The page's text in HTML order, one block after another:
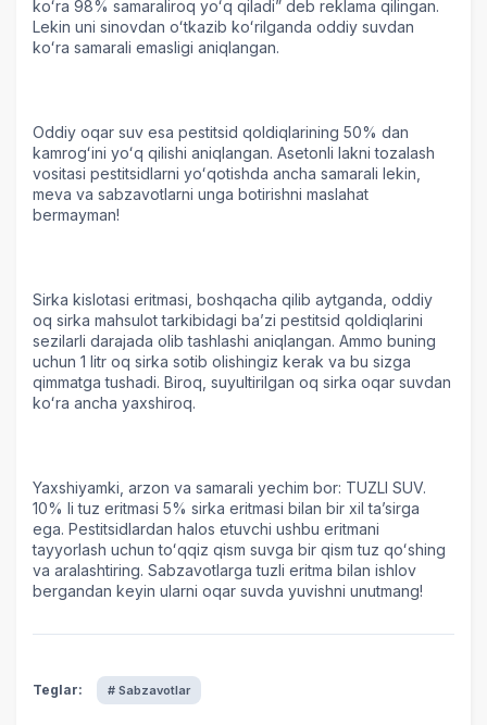
koʻra 98% samaraliroq yoʻq qiladi” deb reklama qilingan.
Lekin uni sinovdan oʻtkazib koʻrilganda oddiy suvdan
koʻra samarali emasligi aniqlangan.
Oddiy oqar suv esa pestitsid qoldiqlarining 50% dan
kamrogʻini yoʻq qilishi aniqlangan. Asetonli lakni tozalash
vositasi pestitsidlarni yoʻqotishda ancha samarali lekin,
meva va sabzavotlarni unga botirishni maslahat
bermayman!
Sirka kislotasi eritmasi, boshqacha qilib aytganda, oddiy
oq sirka mahsulot tarkibidagi baʼzi pestitsid qoldiqlarini
sezilarli darajada olib tashlashi aniqlangan. Ammo buning
uchun 1 litr oq sirka sotib olishingiz kerak va bu sizga
qimmatga tushadi. Biroq, suyultirilgan oq sirka oqar suvdan
koʻra ancha yaxshiroq.
Yaxshiyamki, arzon va samarali yechim bor: TUZLI SUV.
10% li tuz eritmasi 5% sirka eritmasi bilan bir xil taʼsirga
ega. Pestitsidlardan halos etuvchi ushbu eritmani
tayyorlash uchun toʻqqiz qism suvga bir qism tuz qoʻshing
va aralashtiring. Sabzavotlarga tuzli eritma bilan ishlov
bergandan keyin ularni oqar suvda yuvishni unutmang!
Teglar: # Sabzavotlar